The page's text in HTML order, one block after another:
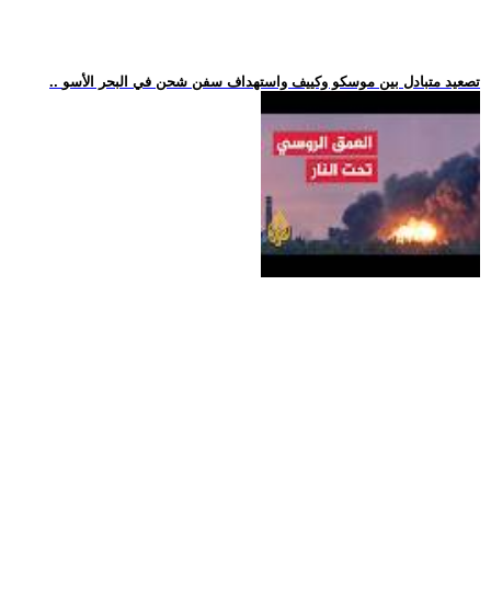
.. تصعيد متبادل بين موسكو وكييف واستهداف سفن شحن في البحر الأسو